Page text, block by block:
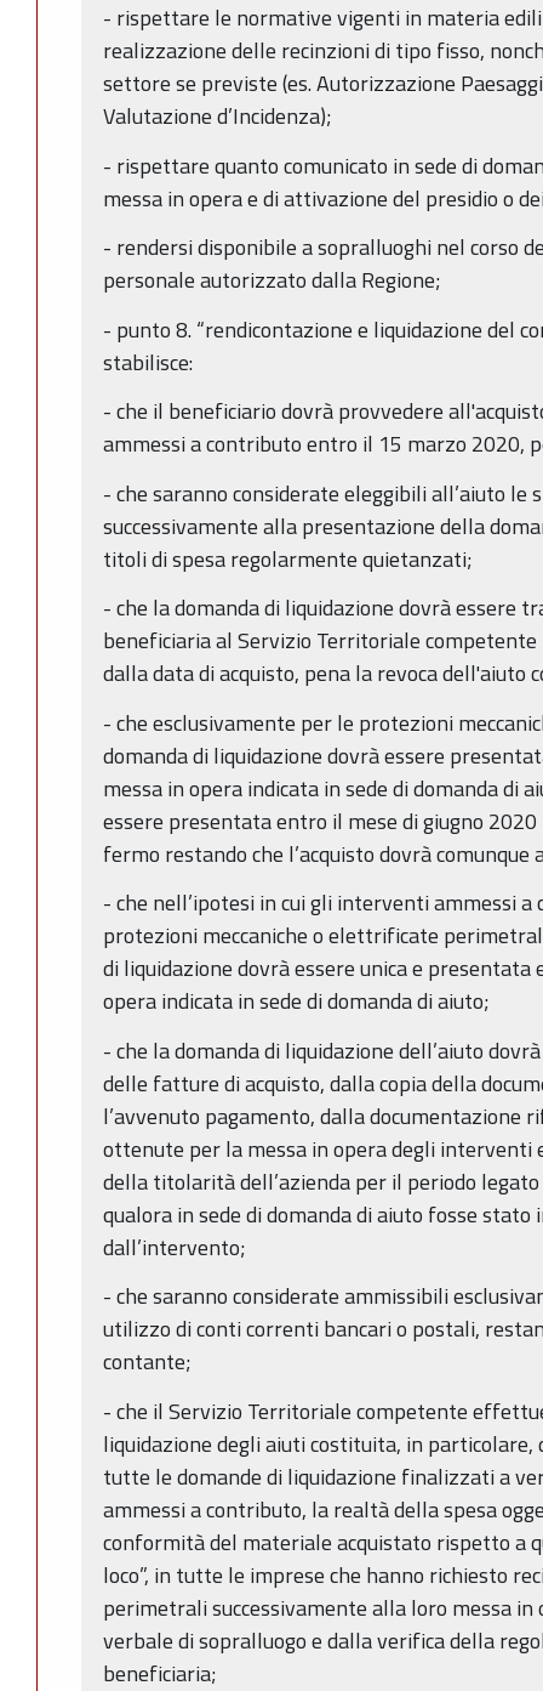
- rispettare le normative vigenti in materia
realizzazione delle recinzioni di tipo fisso,
settore se previste (es. Autorizzazione
Valutazione d’Incidenza);
- rispettare quanto comunicato in sede di
messa in opera e di attivazione del presidio o
- rendersi disponibile a sopralluoghi nel corso
personale autorizzato dalla Regione;
- punto 8. “rendicontazione e liquidazione del
stabilisce:
- che il beneficiario dovrà provvedere
ammessi a contributo entro il 15 marzo 2020,
- che saranno considerate eleggibili all’aiuto le
successivamente alla presentazione della
titoli di spesa regolarmente quietanzati;
- che la domanda di liquidazione dovrà essere
beneficiaria al Servizio Territoriale
dalla data di acquisto, pena la revoca dell'aiuto
- che esclusivamente per le protezioni
domanda di liquidazione dovrà essere
messa in opera indicata in sede di domanda di
essere presentata entro il mese di giugno 2020
fermo restando che l’acquisto dovrà
- che nell’ipotesi in cui gli interventi ammessi
protezioni meccaniche o elettrificate
di liquidazione dovrà essere unica e
opera indicata in sede di domanda di aiuto;
- che la domanda di liquidazione dell’aiuto
delle fatture di acquisto, dalla copia della
l’avvenuto pagamento, dalla documentazione
ottenute per la messa in opera degli interventi
della titolarità dell’azienda per il periodo
qualora in sede di domanda di aiuto fosse
dall’intervento;
- che saranno considerate ammissibili
utilizzo di conti correnti bancari o postali,
contante;
- che il Servizio Territoriale competente
liquidazione degli aiuti costituita, in
tutte le domande di liquidazione finalizzati a
ammessi a contributo, la realtà della spesa
conformità del materiale acquistato rispetto a
loco”, in tutte le imprese che hanno richiesto
perimetrali successivamente alla loro messa
verbale di sopralluogo e dalla verifica della
beneficiaria;